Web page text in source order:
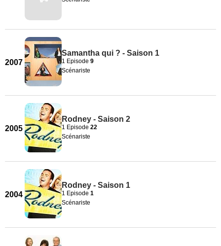
2007
Samantha qui ? - Saison 1
1 Episode 9
Scénariste
2005
Rodney - Saison 2
1 Episode 22
Scénariste
2004
Rodney - Saison 1
1 Episode 1
Scénariste